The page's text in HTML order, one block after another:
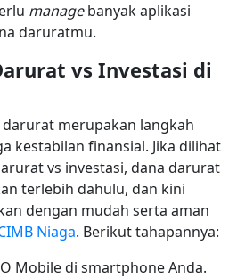
managebanyak aplikasi
daruratmu.
vs Investasi di
merupakan langkah
kestabilan finansial. Jika dilihat
vs investasi, dana darurat
terlebih dahulu, dan kini
dengan mudah serta aman
Niaga. Berikut tahapannya:
Mobile di smartphone Anda.